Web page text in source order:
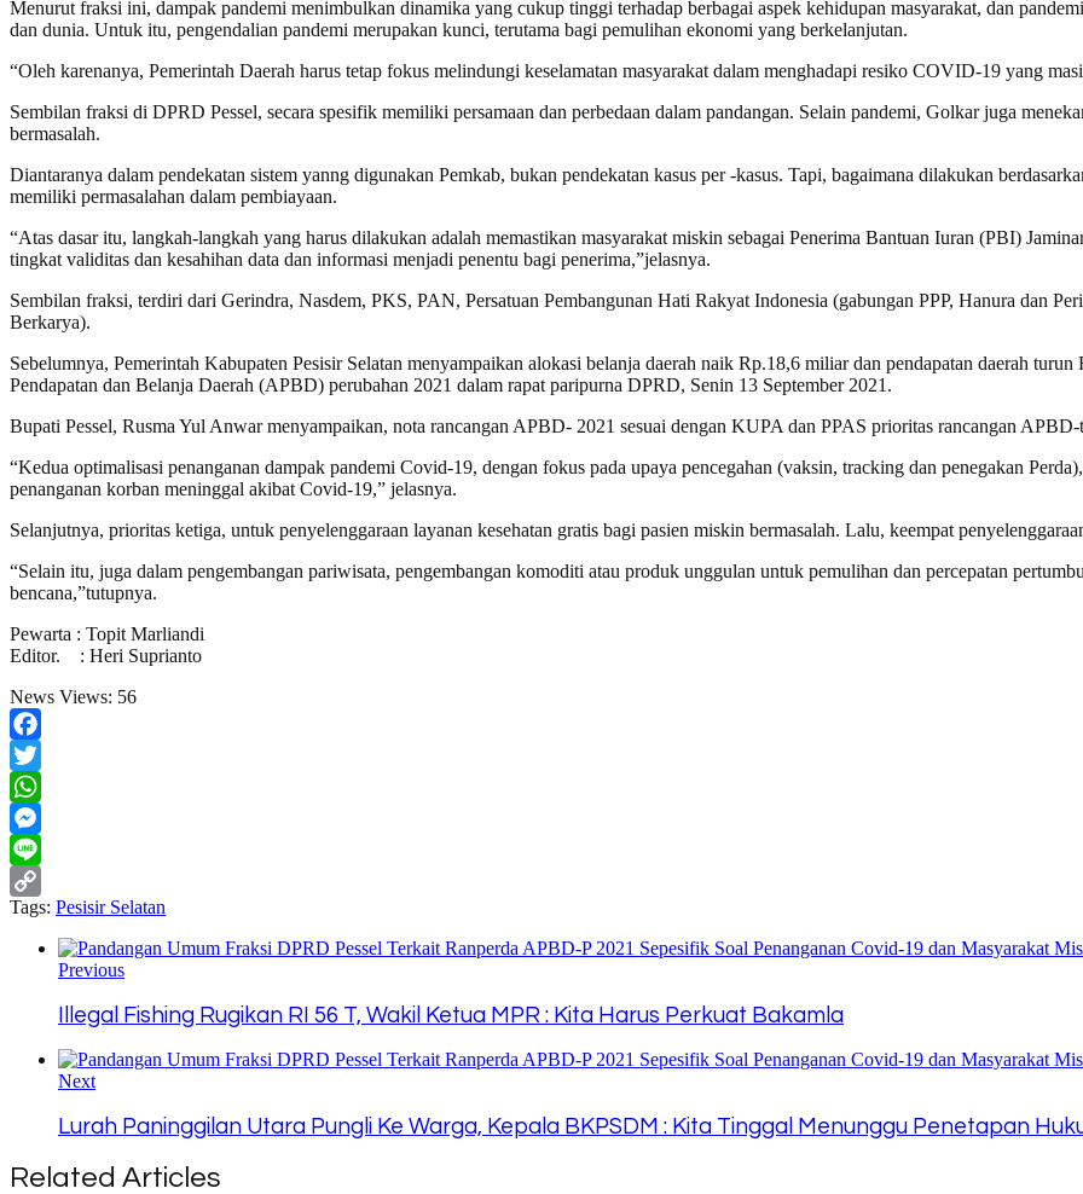
Menurut fraksi ini, dampak pandemi menimbulkan dinamika yang cukup tinggi terhadap berbagai aspek kehidupan masyarakat, dan
dan dunia. Untuk itu, pengendalian pandemi merupakan kunci, terutama bagi pemulihan ekonomi yang berkelanjutan.
“Oleh karenanya, Pemerintah Daerah harus tetap fokus melindungi keselamatan masyarakat dalam menghadapi resiko COVID-19 yang
Sembilan fraksi di DPRD Pessel, secara spesifik memiliki persamaan dan perbedaan dalam pandangan. Selain pandemi, Golkar juga
bermasalah.
Diantaranya dalam pendekatan sistem yanng digunakan Pemkab, bukan pendekatan kasus per -kasus. Tapi, bagaimana dilakukan
memiliki permasalahan dalam pembiayaan.
“Atas dasar itu, langkah-langkah yang harus dilakukan adalah memastikan masyarakat miskin sebagai Penerima Bantuan Iuran (PBI)
tingkat validitas dan kesahihan data dan informasi menjadi penentu bagi penerima,”jelasnya.
Sembilan fraksi, terdiri dari Gerindra, Nasdem, PKS, PAN, Persatuan Pembangunan Hati Rakyat Indonesia (gabungan PPP, Hanura dan
Berkarya).
Sebelumnya, Pemerintah Kabupaten Pesisir Selatan menyampaikan alokasi belanja daerah naik Rp.18,6 miliar dan pendapatan daerah
Pendapatan dan Belanja Daerah (APBD) perubahan 2021 dalam rapat paripurna DPRD, Senin 13 September 2021.
Bupati Pessel, Rusma Yul Anwar menyampaikan, nota rancangan APBD- 2021 sesuai dengan KUPA dan PPAS prioritas rancangan
“Kedua optimalisasi penanganan dampak pandemi Covid-19, dengan fokus pada upaya pencegahan (vaksin, tracking dan penegakan
penanganan korban meninggal akibat Covid-19,” jelasnya.
Selanjutnya, prioritas ketiga, untuk penyelenggaraan layanan kesehatan gratis bagi pasien miskin bermasalah. Lalu, keempat
“Selain itu, juga dalam pengembangan pariwisata, pengembangan komoditi atau produk unggulan untuk pemulihan dan percepatan
bencana,”tutupnya.
Pewarta : Topit Marliandi
Editor. : Heri Suprianto
News Views: 56
Facebook
Twitter
WhatsApp
Messenger
Line
Copy
Link
Tags: Pesisir Selatan
Previous
Illegal Fishing Rugikan RI 56 T, Wakil Ketua MPR : Kita Harus Perkuat Bakamla
Next
Lurah Paninggilan Utara Pungli Ke Warga, Kepala BKPSDM : Kita Tinggal Menunggu Penetapan
Related Articles